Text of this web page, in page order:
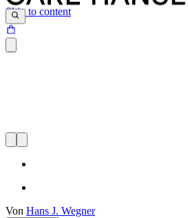
Skip to content
Von Hans J. Wegner